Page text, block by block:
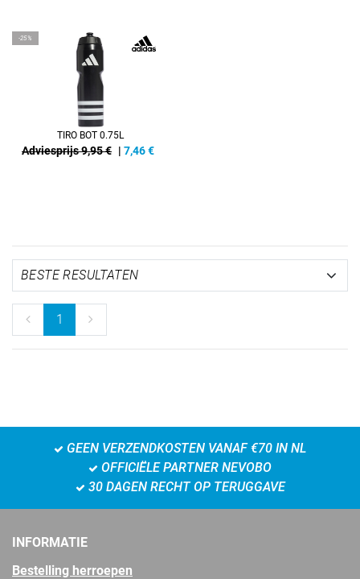
-25%
TIRO BOT 0.75L
Adviesprijs 9,95 € | 7,46€
1
GEEN VERZENDKOSTEN VANAF €70 IN NL
OFFICIËLE PARTNER NEVOBO
30 DAGEN RECHT OP TERUGGAVE
INFORMATIE
Bestelling herroepen